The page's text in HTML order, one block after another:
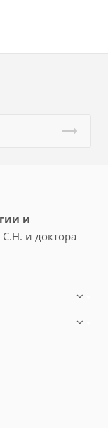
и
и доктора